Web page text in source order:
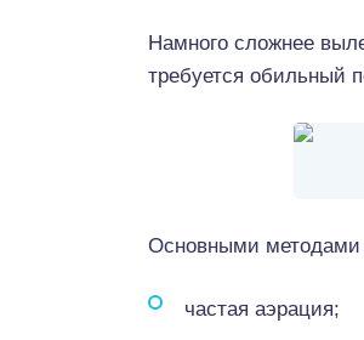
Намного сложнее
требуется обильный
Основными методами
частая аэрация;